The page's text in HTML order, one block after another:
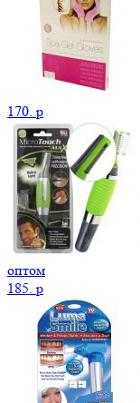
170. p
оптом
185. p